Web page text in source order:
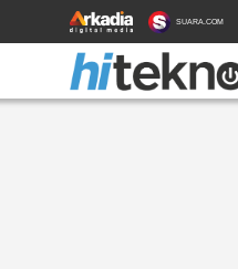
SUARA.COM